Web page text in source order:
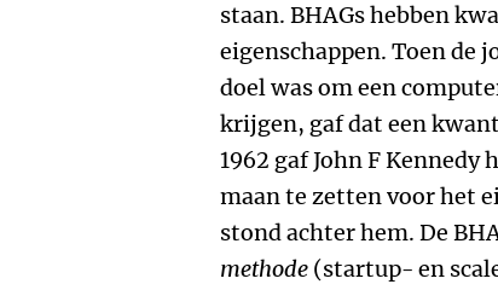
staan. BHAGs hebben
eigenschappen. Toen de
doel was om een
krijgen, gaf dat een
1962 gaf John F Kennedy
maan te zetten voor het
stond achter hem. De
methode (startup- en